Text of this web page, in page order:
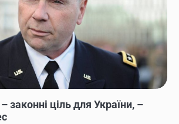
законні ціль для України, –